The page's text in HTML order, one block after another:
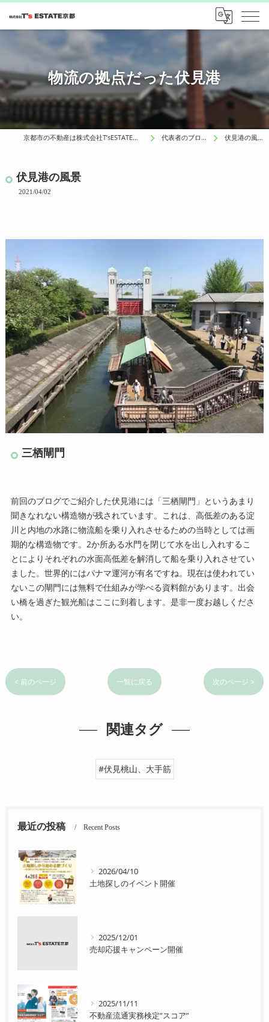
物流の拠点だった伏見港
京都市の不動産は株式会社T’sESTATE京都 代表者のブログ 伏見港の風景
伏見港の風景
2021/04/02
三栖閘門
前回のブログでご紹介した伏見港には「三栖閘門」というあまり
聞きなれない構造物が残されています。これは、高低差のある淀
川と内地の水路に物流船を乗り入れさせるための当時としては画
期的な構造物です。2か所ある水門を閉じて水を出し入れするこ
とによりそれぞれの水面高低差を解消して船を乗り入れさせてい
ました。世界的にはパナマ運河が有名ですね。現在は使われてい
ないこの閘門には無料で仕組みが学べる資料館があります。出会
い橋を過ぎた観光船はここに到着します。是非一度お越しくださ
い。
< 前のページ 一覧に戻る 次のページ >
関連タグ
#伏見桃山、大手筋
最近の投稿 Recent Posts
2026/04/10
土地探しのイベント開催
2025/12/01
売却応援キャンペーン開催
2025/11/11
不動産流通実務検定”スコア”